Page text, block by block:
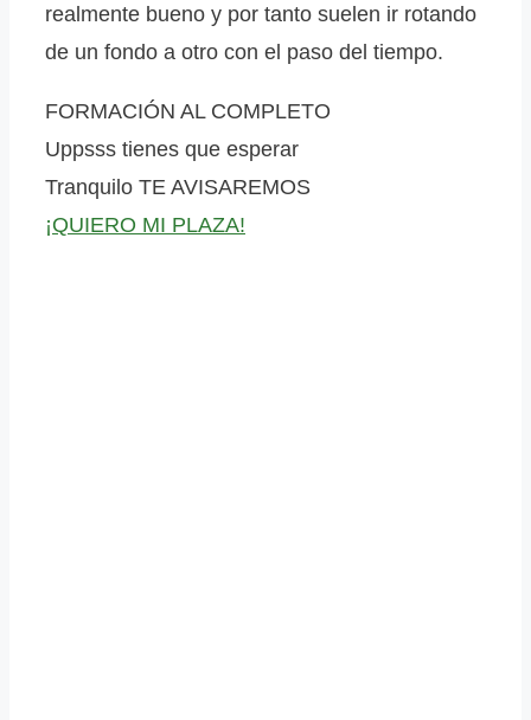
realmente bueno y por tanto suelen ir rotando
de un fondo a otro con el paso del tiempo.
FORMACIÓN AL COMPLETO
Uppsss tienes que esperar
Tranquilo TE AVISAREMOS
¡QUIERO MI PLAZA!